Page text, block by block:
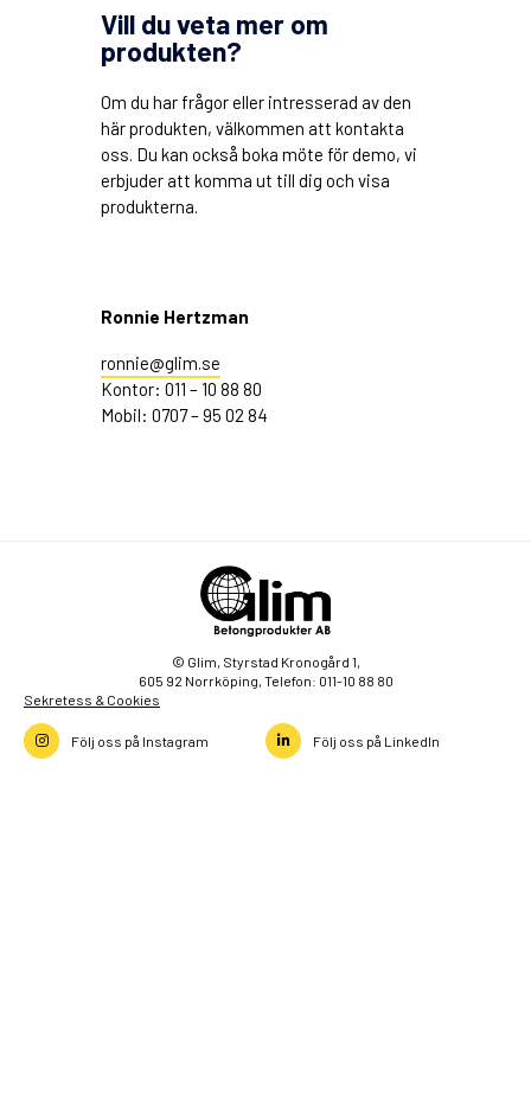
Vill du veta mer om
produkten?
Om du har frågor eller intresserad av den
här produkten, välkommen att kontakta
oss. Du kan också boka möte för demo, vi
erbjuder att komma ut till dig och visa
produkterna.
Ronnie Hertzman
ronnie@glim.se
Kontor: 011 – 10 88 80
Mobil: 0707 – 95 02 84
© Glim, Styrstad Kronogård 1,
605 92 Norrköping, Telefon: 011-10 88 80
Sekretess & Cookies
Följ oss på Instagram Följ oss på LinkedIn